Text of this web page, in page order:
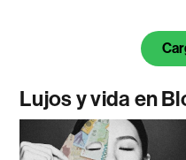
Lujos y vida en